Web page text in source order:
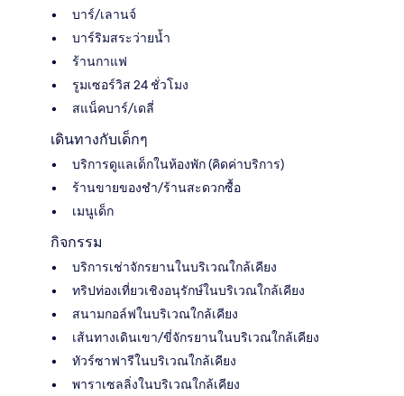
บาร์/เลานจ์
บาร์ริมสระว่ายน้ำ
ร้านกาแฟ
รูมเซอร์วิส 24 ชั่วโมง
สแน็คบาร์/เดลี่
เดินทางกับเด็กๆ
บริการดูแลเด็กในห้องพัก (คิดค่าบริการ)
ร้านขายของชำ/ร้านสะดวกซื้อ
เมนูเด็ก
กิจกรรม
บริการเช่าจักรยานในบริเวณใกล้เคียง
ทริปท่องเที่ยวเชิงอนุรักษ์ในบริเวณใกล้เคียง
สนามกอล์ฟในบริเวณใกล้เคียง
เส้นทางเดินเขา/ขี่จักรยานในบริเวณใกล้เคียง
ทัวร์ซาฟารีในบริเวณใกล้เคียง
พาราเซลลิ่งในบริเวณใกล้เคียง